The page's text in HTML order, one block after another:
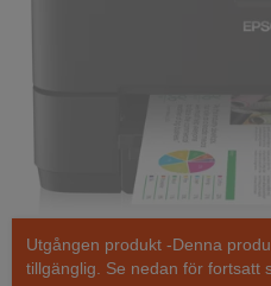
Utgången produkt -Denna
tillgänglig. Se nedan för fortsatt